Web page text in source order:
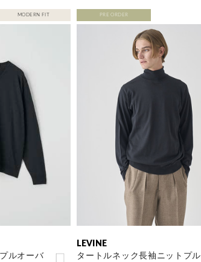
MODERN FIT
ルオーバ
PRE ORDER
LEVINE
タートルネック長袖ニットプル